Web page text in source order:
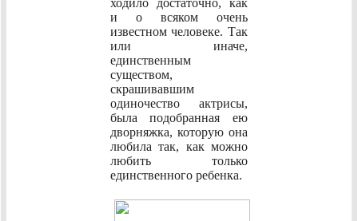
и о всяком очень
известном человеке. Так
или иначе,
единственным
существом,
скрашивавшим
одиночество актрисы,
была подобранная ею
дворняжка, которую она
любила так, как можно
любить только
единственного ребенка.